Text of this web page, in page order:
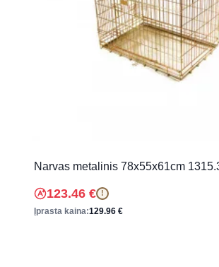
Narvas metalinis 78x55x61cm
123.46 € !
Įprasta kaina:129.96 €